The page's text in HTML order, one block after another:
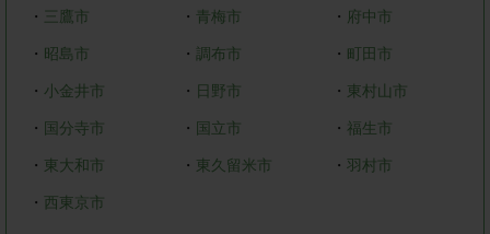
・ 三鷹市 ・ 青梅市 ・ 府中市
・ 昭島市 ・ 調布市 ・ 町田市
・ 小金井市 ・ 日野市 ・ 東村山市
・ 国分寺市 ・ 国立市 ・ 福生市
・ 東大和市 ・ 東久留米市 ・羽村市
・ 西東京市